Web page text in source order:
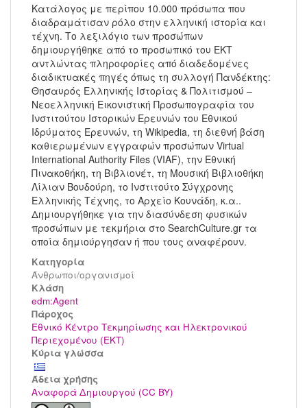
Κατάλογος με περίπου 10.000 πρόσωπα που
διαδραμάτισαν ρόλο στην ελληνική ιστορία και
τέχνη. Το λεξιλόγιο των προσώπων
δημιουργήθηκε από το προσωπικό του ΕΚΤ
αντλώντας πληροφορίες από διαδεδομένες
διαδικτυακές πηγές όπως τη συλλογή Πανδέκτης:
Θησαυρός Ελληνικής Ιστορίας & Πολιτισμού –
Νεοελληνική Εικονιστική Προσωπογραφία του
Ινστιτούτου Ιστορικών Ερευνών του Εθνικού
Ιδρύματος Ερευνών, τη Wikipedia, τη διεθνή βάση
καθιερωμένων εγγραφών προσώπων Virtual
International Authority Files (VIAF), την Εθνική
Πινακοθήκη, τη Βιβλιονέτ, τη Μουσική Βιβλιοθήκη
Λίλιαν Βουδούρη, το Ινστιτούτο Σύγχρονης
Ελληνικής Τέχνης, το Αρχείο Κουνάδη, κ.α..
Δημιουργήθηκε για την διασύνδεση φυσικών
προσώπων με τεκμήρια στο SearchCulture.gr τα
οποία δημιούργησαν ή που τους αναφέρουν.
Κατηγορία
Άνθρωποι/οργανισμοί
Kλάση
edm:Agent
Πάροχος
Εθνικό Κέντρο Τεκμηρίωσης και Ηλεκτρονικού
Περιεχομένου (ΕΚΤ)
Κύρια γλώσσα
Άδεια χρήσης
Αναφορά Δημιουργού (CC BY)